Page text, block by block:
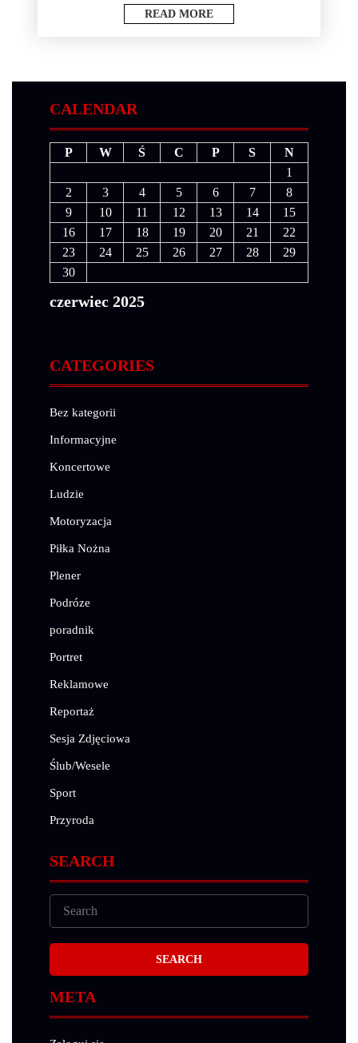
READ MORE
CALENDAR
czerwiec 2025
P W Ś C P S
N
1
2
3 4 5 6 7
8
9
10 11 12 13 14
15
16
17 18 19 20 21
22
23
24 25 26 27 28
29
30
CATEGORIES
Bez kategorii
Informacyjne
Koncertowe
Ludzie
Motoryzacja
Piłka Nożna
Plener
Podróze
poradnik
Portret
Reklamowe
Reportaż
Sesja Zdjęciowa
Ślub/Wesele
Sport
Przyroda
SEARCH
META